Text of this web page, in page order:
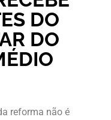
DO
DO
reforma não é